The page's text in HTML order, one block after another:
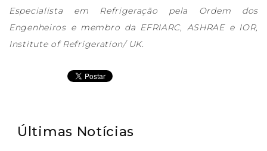
Especialista em Refrigeração pela Ordem dos
Engenheiros e membro da EFRIARC, ASHRAE e IOR,
Institute of Refrigeration/ UK.
Últimas Notícias